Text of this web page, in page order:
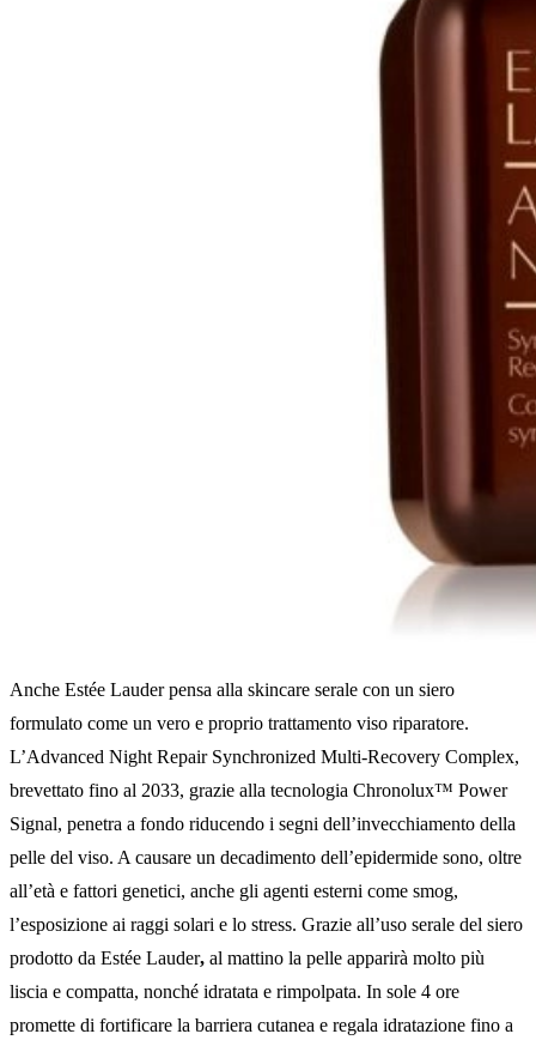
Anche Estée Lauder pensa alla skincare serale con un siero
formulato come un vero e proprio trattamento viso riparatore.
L’Advanced Night Repair Synchronized Multi-Recovery Complex,
brevettato fino al 2033, grazie alla tecnologia Chronolux™ Power
Signal, penetra a fondo riducendo i segni dell’invecchiamento della
pelle del viso. A causare un decadimento dell’epidermide sono, oltre
all’età e fattori genetici, anche gli agenti esterni come smog,
l’esposizione ai raggi solari e lo stress. Grazie all’uso serale del siero
prodotto da Estée Lauder, al mattino la pelle apparirà molto più
liscia e compatta, nonché idratata e rimpolpata. In sole 4 ore
promette di fortificare la barriera cutanea e regala idratazione fino a